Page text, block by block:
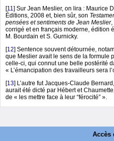
[11] Sur Jean Meslier, on lira : Maurice
Éditions, 2008 et, bien sûr, son
pensées et sentiments de Jean Meslier,
corrigé et en français moderne, édition
M. Bourdain et S. Gurnicky.
[12] Sentence souvent détournée,
que Meslier avait le sens de la formule
celle-ci, qui connut une belle postérité
« L’émancipation des travailleurs sera
[13] L’autre fut Jacques-Claude
aurait été dicté par Hébert et
de « les mettre face à leur “férocité” ».
Accès